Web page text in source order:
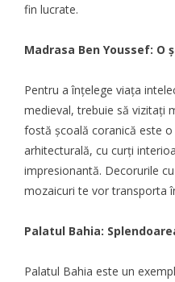
fin lucrate.
Madrasa Ben Youssef: O
Pentru a înțelege viața
medieval, trebuie să vizitați
fostă școală coranică este
arhitecturală, cu curți
impresionantă. Decorurile
mozaicuri te vor transporta
Palatul Bahia:
Palatul Bahia este un